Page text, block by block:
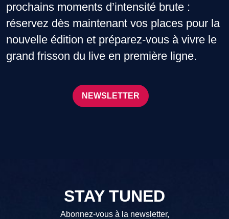
prochains moments d’intensité brute :
réservez dès maintenant vos places pour la
nouvelle édition et préparez-vous à vivre le
grand frisson du live en première ligne.
NEWSLETTER
STAY TUNED
Abonnez-vous à la newsletter,